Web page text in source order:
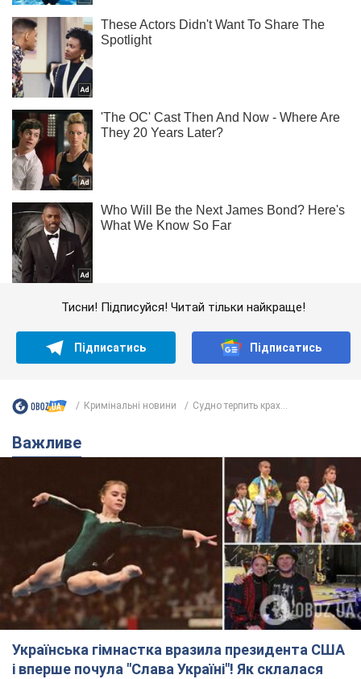
Тисни! Підписуйся! Читай тільки найкраще!
Підписатись Підписатись
Кримінальні новини Судно терпить крах...
Важливе
Українська гімнастка вразила президента США
і вперше почула "Слава Україні"! Як склалася